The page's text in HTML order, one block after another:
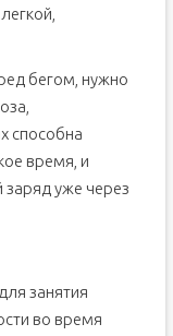
бегом, нужно
способна
время, и
заряд уже через
занятия
во время